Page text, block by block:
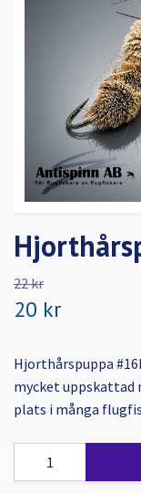
22 kr
20 kr
Hjorthårspuppa
mycket uppskattad
plats i många